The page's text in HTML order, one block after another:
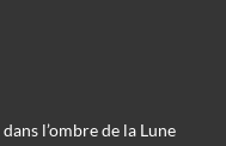
l’ombre de la Lune